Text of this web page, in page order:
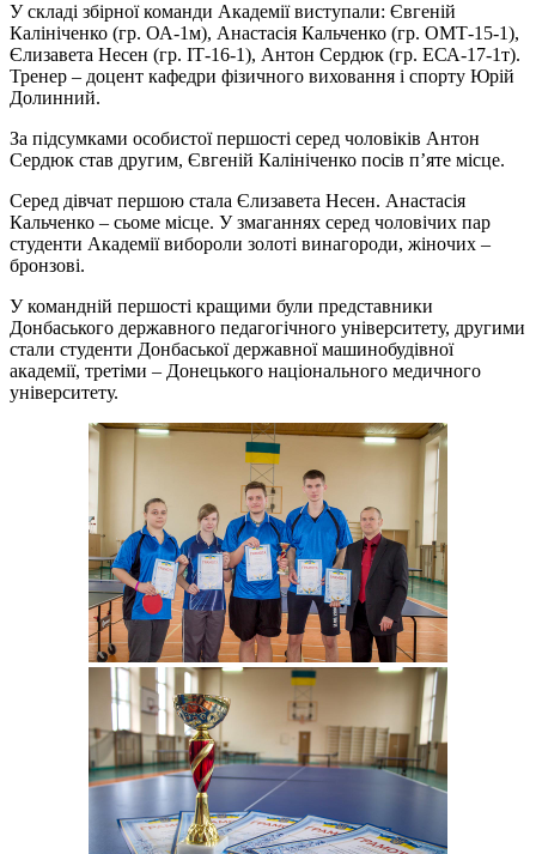
У складі збірної команди Академії виступали: Євгеній
Калініченко (гр. ОА-1м), Анастасія Кальченко (гр. ОМТ-15-1),
Єлизавета Несен (гр. ІТ-16-1), Антон Сердюк (гр. ЕСА-17-1т).
Тренер – доцент кафедри фізичного виховання і спорту Юрій
Долинний.
За підсумками особистої першості серед чоловіків Антон
Сердюк став другим, Євгеній Калініченко посів п’яте місце.
Серед дівчат першою стала Єлизавета Несен. Анастасія
Кальченко – сьоме місце. У змаганнях серед чоловічих пар
студенти Академії вибороли золоті винагороди, жіночих –
бронзові.
У командній першості кращими були представники
Донбаського державного педагогічного університету, другими
стали студенти Донбаської державної машинобудівної
академії, третіми – Донецького національного медичного
університету.